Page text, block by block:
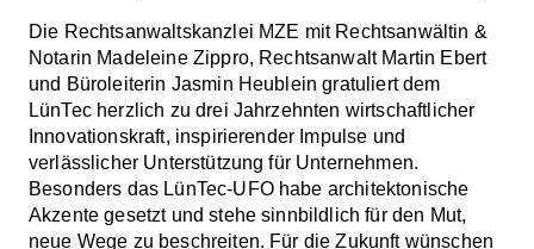
Die Rechtsanwaltskanzlei MZE mit Rechtsanwältin &
Notarin Madeleine Zippro, Rechtsanwalt Martin Ebert
und Büroleiterin Jasmin Heublein gratuliert dem
LünTec herzlich zu drei Jahrzehnten wirtschaftlicher
Innovationskraft, inspirierender Impulse und
verlässlicher Unterstützung für Unternehmen.
Besonders das LünTec-UFO habe architektonische
Akzente gesetzt und stehe sinnbildlich für den Mut,
neue Wege zu beschreiten. Für die Zukunft wünschen